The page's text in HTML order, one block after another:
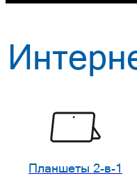
Планшеты 2-в-1